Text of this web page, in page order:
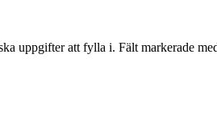
uppgifter att fylla i. Fält markerade